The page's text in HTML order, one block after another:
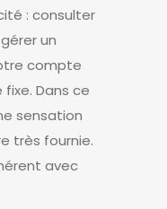
: consulter
un
compte
Dans ce
sensation
très fournie.
avec